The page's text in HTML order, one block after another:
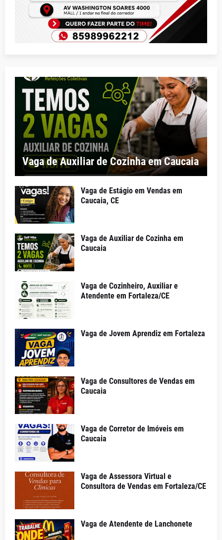
Vaga de Auxiliar de Cozinha em Caucaia
Vaga de Estágio em Vendas em
Caucaia, CE
Vaga de Auxiliar de Cozinha em
Caucaia
Vaga de Cozinheiro, Auxiliar e
Atendente em Fortaleza/CE
Vaga de Jovem Aprendiz em Fortaleza
Vaga de Consultores de Vendas em
Caucaia
Vaga de Corretor de Imóveis em
Caucaia
Vaga de Assessora Virtual e
Consultora de Vendas em Fortaleza/CE
Vaga de Atendente de Lanchonete